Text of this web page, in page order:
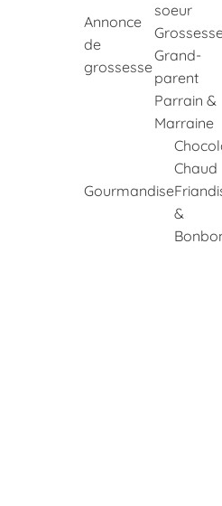
Annonce
de
grossesse
soeur
Grand-
parent
Parrain &
Marraine
Gourmandise
Chaud
&